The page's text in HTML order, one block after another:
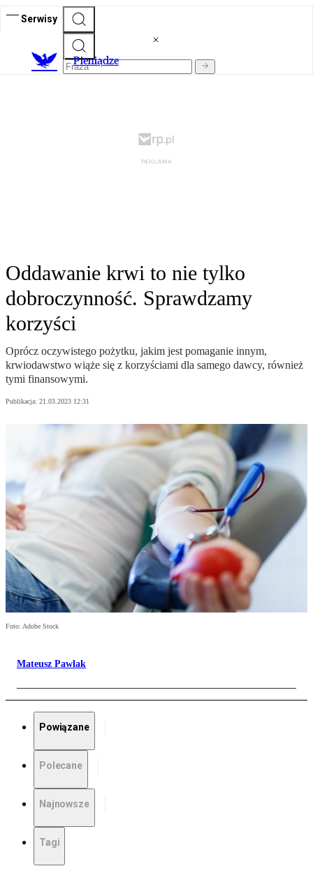
Serwisy
Pieniądze
Oddawanie krwi to nie tylko
dobroczynność. Sprawdzamy
korzyści
Oprócz oczywistego pożytku, jakim jest pomaganie innym,
krwiodawstwo wiąże się z korzyściami dla samego dawcy, również
tymi finansowymi.
Publikacja: 21.03.2023 12:31
Foto: Adobe Stock
Mateusz Pawlak
Powiązane
Polecane
Najnowsze
Tagi